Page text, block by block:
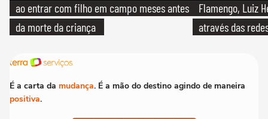
ao entrar com filho em campo meses antes
da morte da criança
Flamengo, Luiz
através das
É a carta da mudança. É a mão do destino agindo de maneira
positiva.